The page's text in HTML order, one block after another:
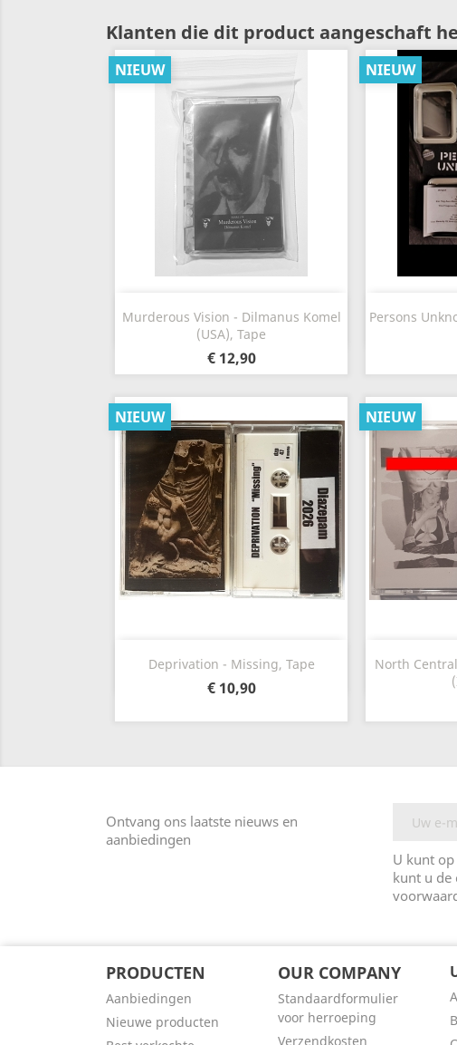
Klanten die dit product aangeschaft
Murderous Vision - Dilmanus Komel
(USA), Tape
€ 12,90
NIEUW
Snel bekijken
Persons
NIEUW

Deprivation - Missing, Tape
€ 10,90
NIEUW
Snel bekijken
North
NIEUW

Ontvang ons laatste nieuws en
aanbiedingen
U kunt
kunt u de
PRODUCTEN
Aanbiedingen
Nieuwe producten
OUR COMPANY
Standaardformulier
voor herroeping
Verzendkosten